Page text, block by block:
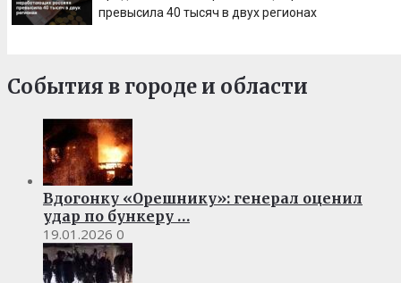
превысила 40 тысяч в двух регионах
События в городе и области
Вдогонку «Орешнику»: генерал оценил
удар по бункеру …
19.01.2026 0